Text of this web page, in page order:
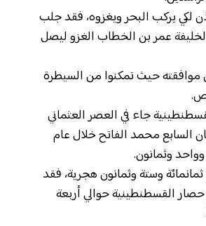
لكي يركب البحر ويغزوه، فقد جلب
عمر بن الخطاب الغزو ليصل
موافقته حيث تمكنوا من السيطرة
جاء في العصر العثماني
السابع محمد الفاتح خلال عام
وثمانون.
وستة وثمانون هجرية، فقد
القسطنطينية حوالي أربعة